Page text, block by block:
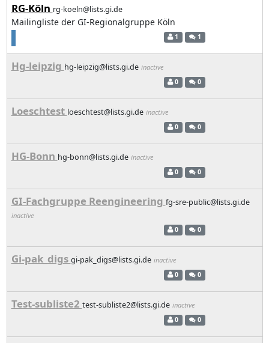
RG-Köln rg-koeln@lists.gi.de
Mailingliste der GI-Regionalgruppe Köln
1 1
Hg-leipzig hg-leipzig@lists.gi.de inactive
0 0
Loeschtest loeschtest@lists.gi.de inactive
0 0
HG-Bonn hg-bonn@lists.gi.de inactive
0 0
GI-Fachgruppe Reengineering fg-sre-public@lists.gi.de
inactive
0 0
Gi-pak_digs gi-pak_digs@lists.gi.de inactive
0 0
Test-subliste2 test-subliste2@lists.gi.de inactive
0 0